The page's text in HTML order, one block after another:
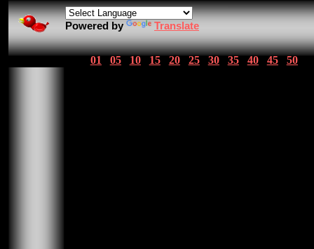
Powered by Translate
01 05 10 15 20 25 30 35 40 45 50